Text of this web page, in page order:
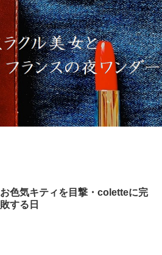
お色気キティを目撃・coletteに完
敗する日